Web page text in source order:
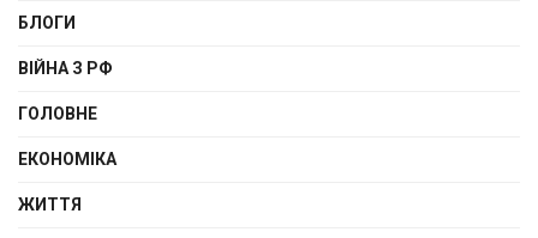
БЛОГИ
ВІЙНА З РФ
ГОЛОВНЕ
ЕКОНОМІКА
ЖИТТЯ